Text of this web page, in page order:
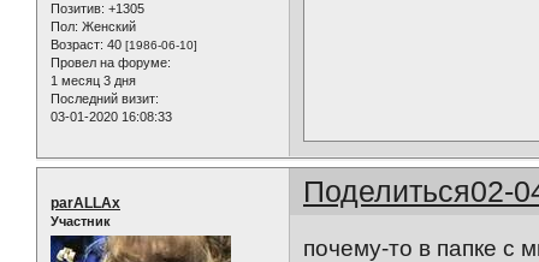
Позитив: +1305
Пол: Женский
Возраст: 40 [1986-06-10]
Провел на форуме:
1 месяц 3 дня
Последний визит:
03-01-2020 16:08:33
Поделиться02-
parALLAx
Участник
почему-то в папке с